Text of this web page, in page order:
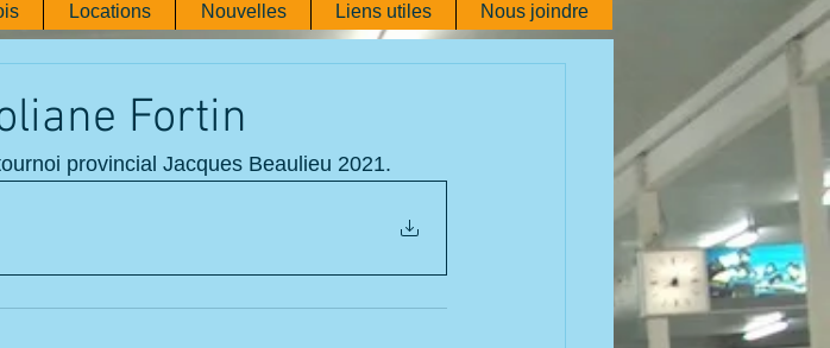
Locations Nouvelles Liens utiles Nous joindre
Fortin
provincial Jacques Beaulieu 2021.